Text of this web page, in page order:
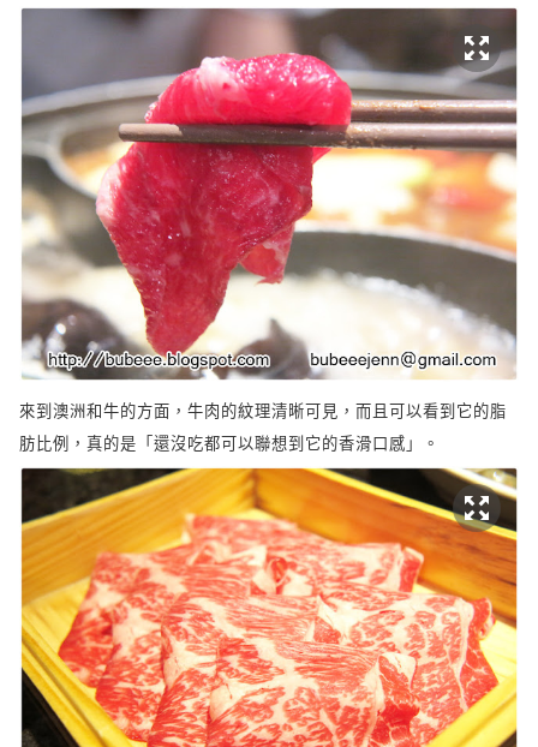
來到澳洲和牛的方面，牛肉的紋理清晰可見，而且可以看到它的脂
肪比例，真的是「還沒吃都可以聯想到它的香滑口感」。